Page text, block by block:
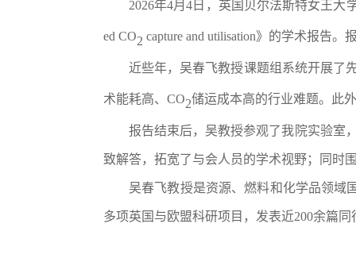
2026年4月4 日，英国贝尔法斯特女王大
ed CO2 capture and utilisation》的学术报告。
近些年，吴春飞教授课题组系统开展了
术能耗高、 CO2储运成本高的行业难题。此
报告结束后，吴教授参观了我院实验室
致解答，拓宽了与会人员的学术视野；同时
吴春飞教授是资源、燃料和化学品领域
多项英国与欧盟科研项目，发表近200余篇同